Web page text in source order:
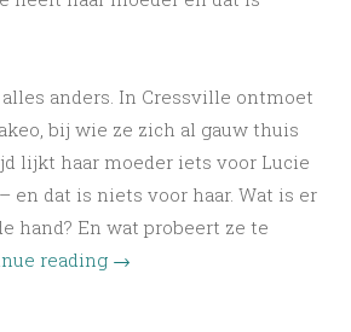
anders. In Cressville ontmoet
bij wie ze zich al gauw thuis
lijkt haar moeder iets voor Lucie
en dat is niets voor haar. Wat is er
hand? En wat probeert ze te
reading →